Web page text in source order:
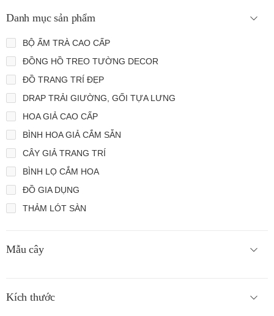
Danh mục sản phẩm
BỘ ẤM TRÀ CAO CẤP
ĐỒNG HỒ TREO TƯỜNG DECOR
ĐỒ TRANG TRÍ ĐẸP
DRAP TRẢI GIƯỜNG, GỐI TỰA LƯNG
HOA GIẢ CAO CẤP
BÌNH HOA GIẢ CẮM SẴN
CÂY GIẢ TRANG TRÍ
BÌNH LỌ CẮM HOA
ĐỒ GIA DỤNG
THẢM LÓT SÀN
Mẫu cây
Kích thước